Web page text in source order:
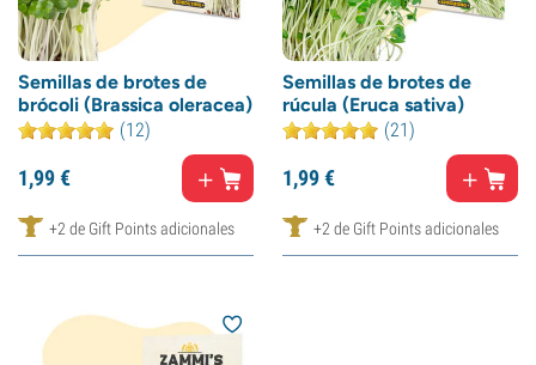
Semillas de brotes de
brócoli (Brassica oleracea)
(12)
1,99€
+2 de Gift Points adicionales
Semillas de brotes de
rúcula (Eruca sativa)
(21)
1,99€
+2 de Gift Points adicionales